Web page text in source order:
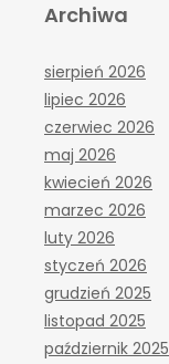
Archiwa
sierpień 2026
lipiec 2026
czerwiec 2026
maj 2026
kwiecień 2026
marzec 2026
luty 2026
styczeń 2026
grudzień 2025
listopad 2025
październik 2025